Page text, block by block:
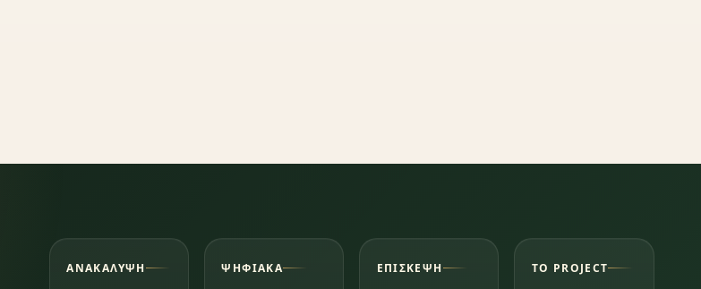
ΑΝΑΚΆΛΥΨΗ ΨΗΦΙΑΚΆ ΕΠΊΣΚΕΨΗ ΤΟ PROJECT